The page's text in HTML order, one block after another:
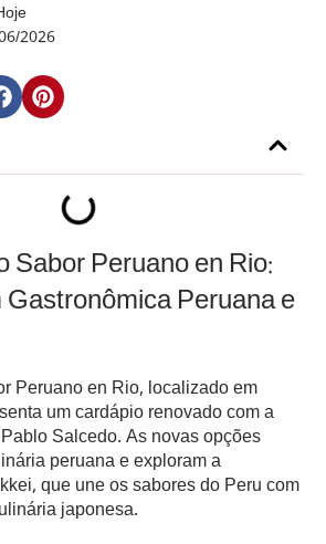
2026
Sabor Peruano en Rio:
Peruana e
Peruano en Rio, localizado em
um cardápio renovado com a
Salcedo. As novas opções
peruana e exploram a
que une os sabores do Peru com
japonesa.